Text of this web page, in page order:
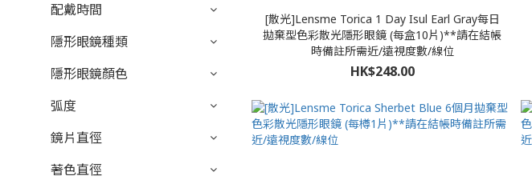
配戴時間
隱形眼鏡種類
隱形眼鏡顏色
弧度
鏡片直徑
著色直徑
[散光]Lensme Torica 1 Day Isul Earl Gray每日
拋棄型色彩散光隱形眼鏡 (每盒10片)**請在結帳
時備註所需近/遠視度數/線位
HK$248.00